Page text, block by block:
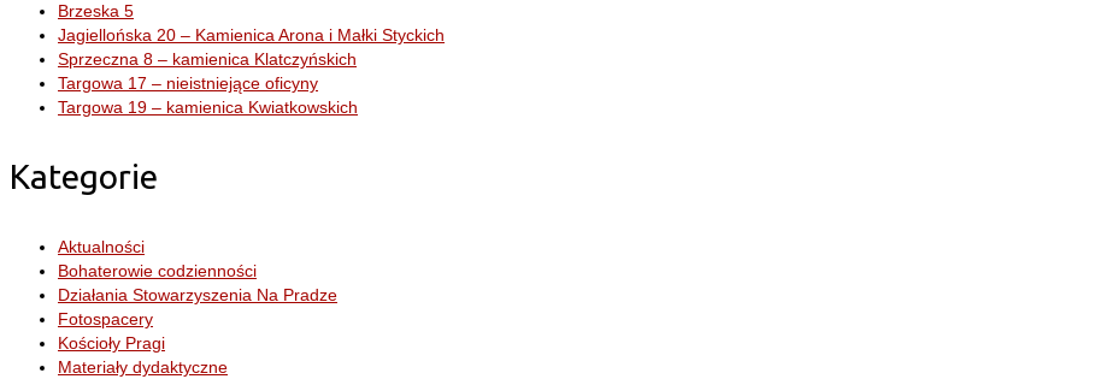
Brzeska 5
Jagiellońska 20 – Kamienica Arona i Małki Styckich
Sprzeczna 8 – kamienica Klatczyńskich
Targowa 17 – nieistniejące oficyny
Targowa 19 – kamienica Kwiatkowskich
Kategorie
Aktualności
Bohaterowie codzienności
Działania Stowarzyszenia Na Pradze
Fotospacery
Kościoły Pragi
Materiały dydaktyczne